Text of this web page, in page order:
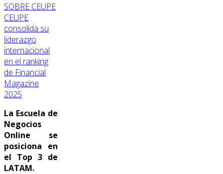
SOBRE CEUPE
CEUPE
consolida su
liderazgo
internacional
en el ranking
de Financial
Magazine
2025
La Escuela de
Negocios
Online se
posiciona en
el Top 3 de
LATAM.